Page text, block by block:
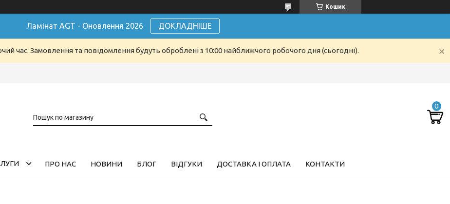
Кошик
Ламінат AGT - Оновлення 2026 ДОКЛАДНІШЕ
час. Замовлення та повідомлення будуть оброблені з 10:00 найближчого робочого дня (сьогодні).
ПРО НАС НОВИНИ БЛОГ ВІДГУКИ ДОСТАВКА І ОПЛАТА КОНТАКТИ